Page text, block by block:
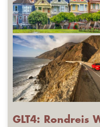
GLT4: Rondreis